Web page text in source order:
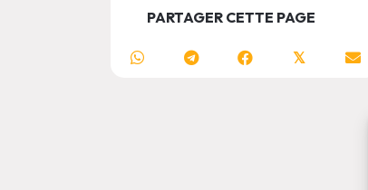
PARTAGER CETTE PAGE
𝕏